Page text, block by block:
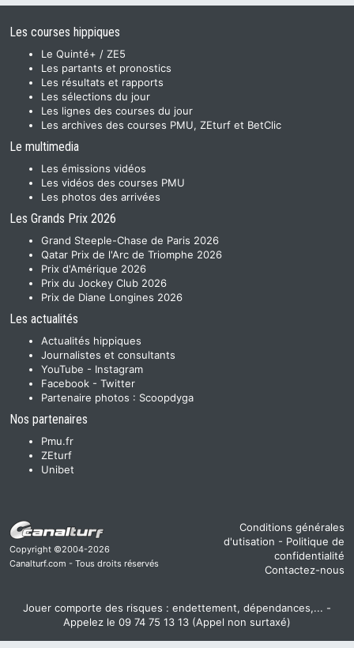
Les courses hippiques
Le Quinté+ / ZE5
Les partants et pronostics
Les résultats et rapports
Les sélections du jour
Les lignes des courses du jour
Les archives des courses PMU, ZEturf et BetClic
Le multimedia
Les émissions vidéos
Les vidéos des courses PMU
Les photos des arrivées
Les Grands Prix 2026
Grand Steeple-Chase de Paris 2026
Qatar Prix de l'Arc de Triomphe 2026
Prix d'Amérique 2026
Prix du Jockey Club 2026
Prix de Diane Longines 2026
Les actualités
Actualités hippiques
Journalistes et consultants
YouTube - Instagram
Facebook - Twitter
Partenaire photos : Scoopdyga
Nos partenaires
Pmu.fr
ZEturf
Unibet
Copyright ©2004-2026
Canalturf.com - Tous droits réservés
Conditions générales
d'utisation - Politique de
confidentialité
Contactez-nous
Jouer comporte des risques : endettement, dépendances,... -
Appelez le 09 74 75 13 13 (Appel non surtaxé)